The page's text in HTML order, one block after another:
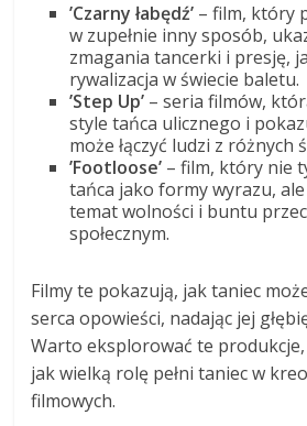
’Czarny łabędź’ – film, który
w zupełnie inny sposób,
zmagania tancerki i presję,
rywalizacja w świecie baletu.
’Step Up’ – seria filmów,
style tańca ulicznego i
może łączyć ludzi z różnych
’Footloose’ – film, który nie
tańca jako formy wyrazu,
temat wolności i buntu
społecznym.
Filmy te pokazują, jak taniec
serca opowieści, nadając jej
Warto eksplorować te
jak wielką rolę pełni taniec w
filmowych.